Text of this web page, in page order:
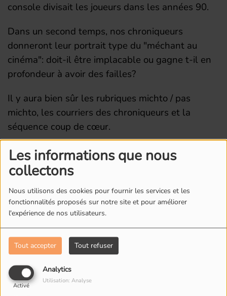
Les informations que nous
collectons
Nous utilisons des cookies pour fournir les services et les
fonctionnalités proposés sur notre site et pour améliorer
l'expérience de nos utilisateurs.
Tout accepter Tout refuser
Analytics
Activé
Utilisation: Analyse
console divisait les joueurs dans les années 90.
Dans un second temps, nos chroniqueurs
donneront leur portrait type du "méchant au
cinéma": doit-il être implacable ou gagne t-il en
profondeur à avoir des failles?
Il y aura bien sûr les rubriques michto / pas
michto, les courriers des chroniqueurs et la
séquence coup de cœur.
L'ÉQUIPE DE RADIO M'S